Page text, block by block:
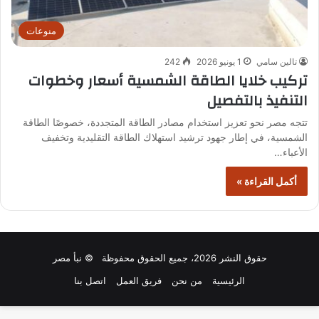
منوعات
تالين سامي 1 يونيو 2026 242
تركيب خلايا الطاقة الشمسية أسعار وخطوات
التنفيذ بالتفصيل
تتجه مصر نحو تعزيز استخدام مصادر الطاقة المتجددة، خصوصًا الطاقة
الشمسية، في إطار جهود ترشيد استهلاك الطاقة التقليدية وتخفيف
الأعباء…
أكمل القراءة »
حقوق النشر 2026، جميع الحقوق محفوظة © نبأ مصر
الرئيسية
من نحن فريق العمل اتصل بنا